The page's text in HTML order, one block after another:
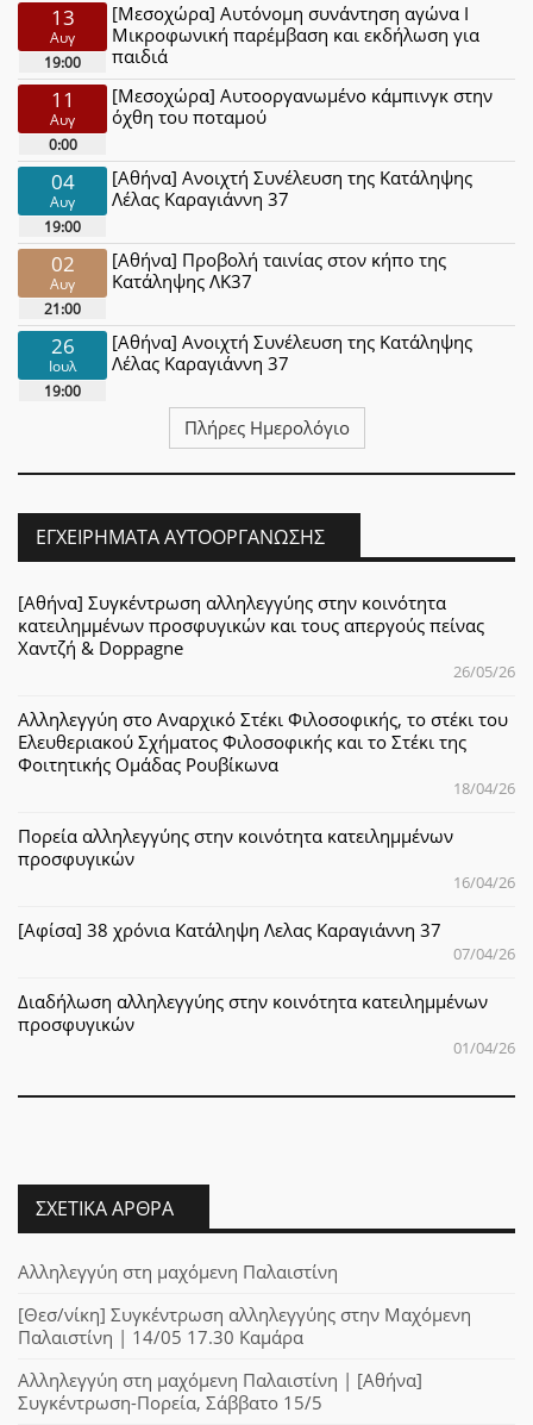
13
Αυγ
19:00
[Μεσοχώρα] Αυτόνομη συνάντηση αγώνα Ι
Μικροφωνική παρέμβαση και εκδήλωση για
παιδιά
11
Αυγ
0:00
[Μεσοχώρα] Αυτοοργανωμένο κάμπινγκ στην
όχθη του ποταμού
04
Αυγ
19:00
[Αθήνα] Ανοιχτή Συνέλευση της Κατάληψης
Λέλας Καραγιάννη 37
02
Αυγ
21:00
[Αθήνα] Προβολή ταινίας στον κήπο της
Κατάληψης ΛΚ37
26
Ιουλ
19:00
[Αθήνα] Ανοιχτή Συνέλευση της Κατάληψης
Λέλας Καραγιάννη 37
Πλήρες Ημερολόγιο
ΕΓΧΕΙΡΉΜΑΤΑ ΑΥΤΟΟΡΓΆΝΩΣΗΣ
[Αθήνα] Συγκέντρωση αλληλεγγύης στην κοινότητα
κατειλημμένων προσφυγικών και τους απεργούς πείνας
Χαντζή & Doppagne
26/05/26
Αλληλεγγύη στο Αναρχικό Στέκι Φιλοσοφικής, το στέκι του
Ελευθεριακού Σχήματος Φιλοσοφικής και το Στέκι της
Φοιτητικής Ομάδας Ρουβίκωνα
18/04/26
Πορεία αλληλεγγύης στην κοινότητα κατειλημμένων
προσφυγικών
16/04/26
[Αφίσα] 38 χρόνια Κατάληψη Λελας Καραγιάννη 37
07/04/26
Διαδήλωση αλληλεγγύης στην κοινότητα κατειλημμένων
προσφυγικών
01/04/26
ΣΧΕΤΙΚΆ ΆΡΘΡΑ
Αλληλεγγύη στη μαχόμενη Παλαιστίνη
[Θεσ/νίκη] Συγκέντρωση αλληλεγγύης στην Μαχόμενη
Παλαιστίνη | 14/05 17.30 Καμάρα
Αλληλεγγύη στη μαχόμενη Παλαιστίνη | [Αθήνα]
Συγκέντρωση-Πορεία, Σάββατο 15/5